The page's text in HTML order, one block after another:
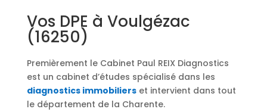
Vos DPE à Voulgézac
(16250)
Premièrement le Cabinet Paul REIX Diagnostics
est un cabinet d’études spécialisé dans les
diagnostics immobilierset intervient dans tout
le département de la Charente.